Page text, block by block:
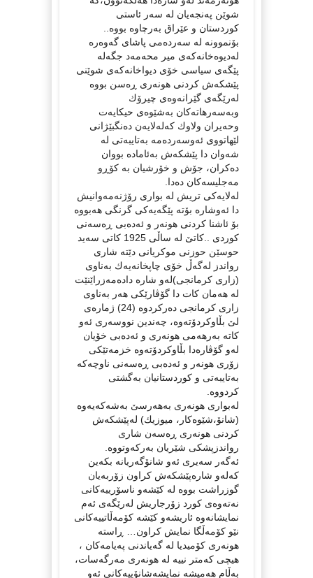
شوێن پەنجەیان لە سەر ئاستی
كوردستان و عێراق بەرچاوە بووە..
بۆنموونە لە سەردەمی پاشای گەوەرە
لەدیوەخانەكەی میر محەمەد جگەلە
پێگەی سیاسی خۆی دیواخانەكەی شوێنی
پێشكەش كردنی هونەری ڕەسن بووە
لەرێگەی گێرانەوەی چیرۆك
وبەسەرهاتەكان بەشێوەی حیكایەت
وحەیران ولاوك كەلەلایەن دەنگبێژانی
لێهاتووی ئەوسەردەمە بەتایبەتی لە
شەوان دا پێشكەش بەئامادە بووان
دەكران، جۆش و خۆرشیان بە كۆڕو
مەجلیسەكان دەدا.
لەلایەكی تریش لە بواری رۆژنەمەوانیش
دا ئەوشارە بۆتە پێگەیەكی گرنگی هەبووە
بۆ ئاشنا كردنی هونەر و ئەدەبی ڕەسەنی
كوردی ..كاتێ لە ساڵی 1925 كاتی سەید
حوسێن حوزنی موكریانی دێتە شاری
رواندز لەگەڵ خۆی چاپخانەیەك بەناوی
(زاری كرمانجی)لەو شارە دادەمەزراێنێت
لە هەمان كات دا گۆڤارێكی هەر بەناوی
زاری كرمانجی دەركردوە (24) ژمارەی
لێ بڵاوكردۆتەوە، چەندین نووسەری ئەو
كاتە بەرهەمی هونەری و ئەدەبی خۆیان
لەو گۆڤارەدا بڵاوكردۆتەوە خزمەتێكی
زۆری هونەر و ئەدەبی ڕەسەنی ناوچەكە
بەتایبەتی و كوردستانیان بەگشتی
كردووە.
لەبواری هونەری بەهەرسێ بەشەكەیەوە
(شانۆ،شێوەكار، میوزیك) لەپێشكەش
كردنی هونەری ڕەسەن شاری
رواندزپشكی شێریان بەركەوتووە.
ئەگەر سەیری ئەو شانۆگەریانە بكەین
كەلەو شارەپێشكەش كراون زۆربەیان
گوزراشت بووە لە كێشەو ناسۆرییەكانی
نەتەوەی كورد زۆرجاریش لەرێگەی ئەم
نمایشانەوە ئاریشەو كێشە كۆمەڵاتییەكانی
نێو كۆمەڵگا نمایش كراون… ڕاستە
هونەری كۆمیدیا لە گەیاندنی پەیامەكان ،
هیچی كەمتر نییە لە هونەری مەرگەسات،
بەڵام هەمیشە نمایشەشانۆییەكانی ئەو